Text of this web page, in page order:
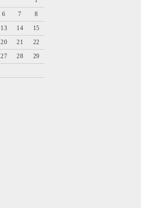
6 7
8
13 14
15
20 21
22
27 28
29